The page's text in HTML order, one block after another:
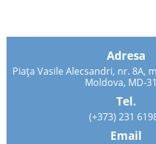
Adresa
Piața Vasile Alecsandri, nr. 8A,
Moldova, MD-
Tel.
(+373) 231
Email